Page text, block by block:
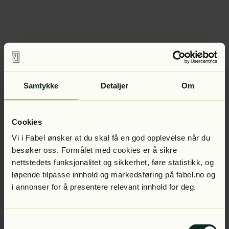
Samtykke Detaljer Om
Cookies
Vi i Fabel ønsker at du skal få en god opplevelse når du
besøker oss. Formålet med cookies er å sikre
nettstedets funksjonalitet og sikkerhet, føre statistikk, og
løpende tilpasse innhold og markedsføring på fabel.no og
i annonser for å presentere relevant innhold for deg.